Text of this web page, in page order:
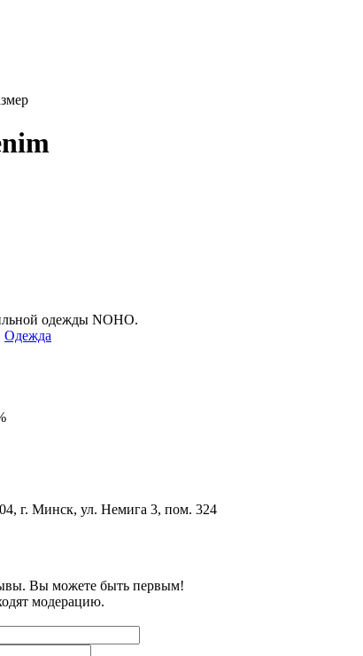
одежды NOHO.
Одежда
г. Минск, ул. Немига 3, пом. 324
Вы можете быть первым!
модерацию.